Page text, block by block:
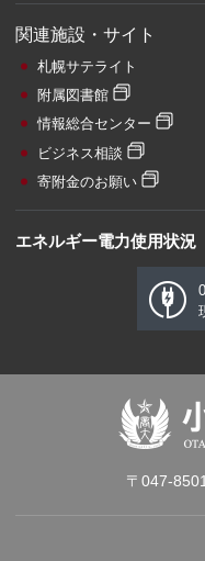
関連施設・サイト
札幌サテライト
附属図書館
情報総合センター
ビジネス相談
寄附金のお願い
エネルギー電力使用状況
〒047-